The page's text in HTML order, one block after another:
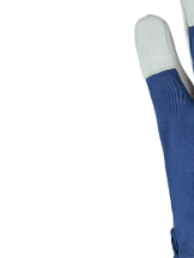
hvězdiček.